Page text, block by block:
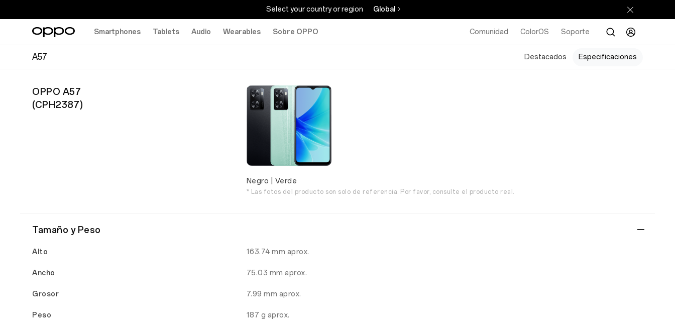
Select your country or region Global
Smartphones Tablets Audio Wearables Sobre OPPO Comunidad ColorOS Soporte
A57 Destacados Especificaciones
OPPO A57
(CPH2387)
Negro | Verde
* Las fotos del producto son solo de referencia. Por favor, consulte el producto real.
Tamaño y Peso
Alto 163.74 mm aprox.
Ancho 75.03 mm aprox.
Grosor 7.99 mm aprox.
Peso 187 g aprox.